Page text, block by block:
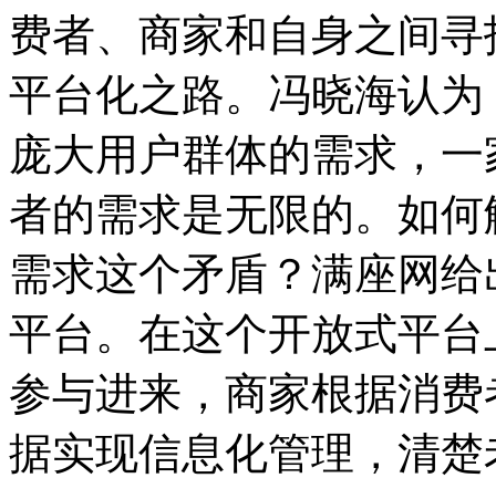
费者、商家和自身之间
平台化之路。冯晓海认
庞大用户群体的需求，
者的需求是无限的。如
需求这个矛盾？满座网
平台。在这个开放式平
参与进来，商家根据消
据实现信息化管理，清